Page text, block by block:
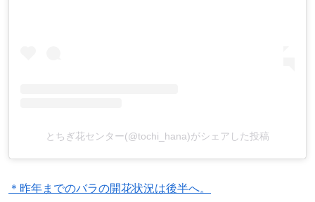
とちぎ花センター(@tochi_hana)がシェアした投稿
＊昨年までのバラの開花状況は後半へ。